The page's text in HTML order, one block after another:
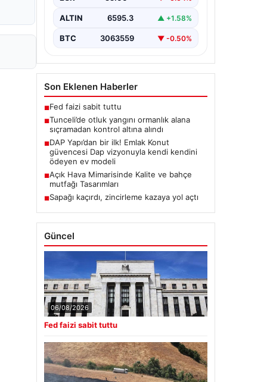
Karyemez köyleri arasında bulunan
belirlenemeyen bir nedenle…
ALTIN 6595.3 ▲ +1.58%
BTC 3063559 ▼ -0.50%
Son Eklenen Haberler
■Fed faizi sabit tuttu
■Tunceli’de otluk yangını ormanlık alana
sıçramadan kontrol altına alındı
■DAP Yapı’dan bir ilk! Emlak Konut
güvencesi Dap vizyonuyla kendi kendini
ödeyen ev modeli
■Açık Hava Mimarisinde Kalite ve bahçe
mutfağı Tasarımları
■Sapağı kaçırdı, zincirleme kazaya yol açtı
Güncel
06/08/2026
Fed faizi sabit tuttu